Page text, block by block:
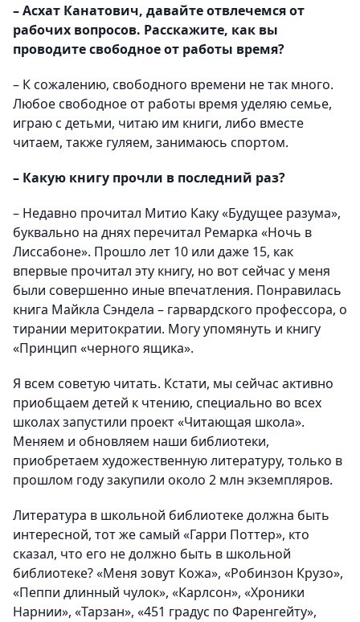
– Асхат Канатович, давайте отвлечемся от
рабочих вопросов. Расскажите, как вы
проводите свободное от работы время?
– К сожалению, свободного времени не так много.
Любое свободное от работы время уделяю семье,
играю с детьми, читаю им книги, либо вместе
читаем, также гуляем, занимаюсь спортом.
– Какую книгу прочли в последний раз?
– Недавно прочитал Митио Каку «Будущее разума»,
буквально на днях перечитал Ремарка «Ночь в
Лиссабоне». Прошло лет 10 или даже 15, как
впервые прочитал эту книгу, но вот сейчас у меня
были совершенно иные впечатления. Понравилась
книга Майкла Сэндела – гарвардского профессора, о
тирании меритократии. Могу упомянуть и книгу
«Принцип «черного ящика».
Я всем советую читать. Кстати, мы сейчас активно
приобщаем детей к чтению, специально во всех
школах запустили проект «Читающая школа».
Меняем и обновляем наши библиотеки,
приобретаем художественную литературу, только в
прошлом году закупили около 2 млн экземпляров.
Литература в школьной библиотеке должна быть
интересной, тот же самый «Гарри Поттер», кто
сказал, что его не должно быть в школьной
библиотеке? «Меня зовут Кожа», «Робинзон Крузо»,
«Пеппи длинный чулок», «Карлсон», «Хроники
Нарнии», «Тарзан», «451 градус по Фаренгейту»,